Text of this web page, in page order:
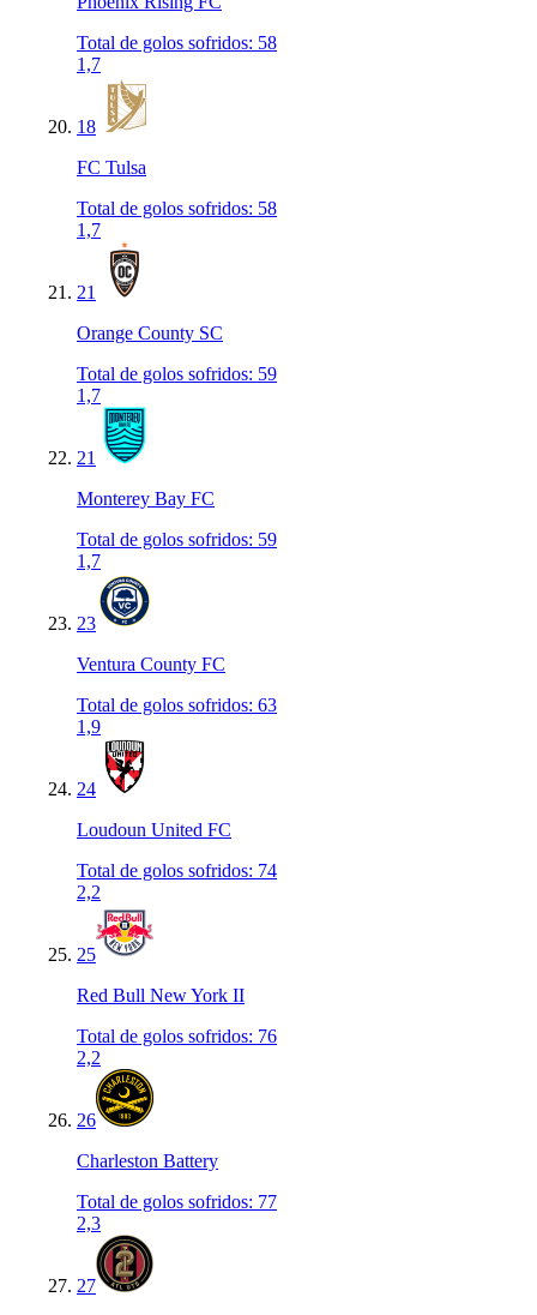
Total de golos sofridos: 58
1,7
18
FC Tulsa
Total de golos sofridos: 58
1,7
21
Orange County SC
Total de golos sofridos: 59
1,7
21
Monterey Bay FC
Total de golos sofridos: 59
1,7
23
Ventura County FC
Total de golos sofridos: 63
1,9
24
Loudoun United FC
Total de golos sofridos: 74
2,2
25
Red Bull New York II
Total de golos sofridos: 76
2,2
26
Charleston Battery
Total de golos sofridos: 77
2,3
27